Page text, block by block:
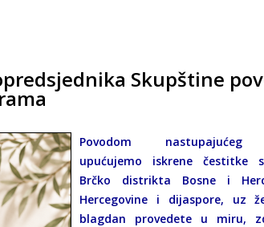
Skupštine
Povodom nastupajućeg
upućujemo iskrene čestitke
Brčko distrikta Bosne i
Hercegovine i dijaspore, uz
blagdan provedete u miru,